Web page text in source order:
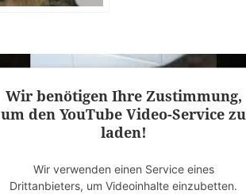
Wir benötigen Ihre Zustimmung,
um den YouTube Video-Service zu
laden!
Wir verwenden einen Service eines
Drittanbieters, um Videoinhalte einzubetten.